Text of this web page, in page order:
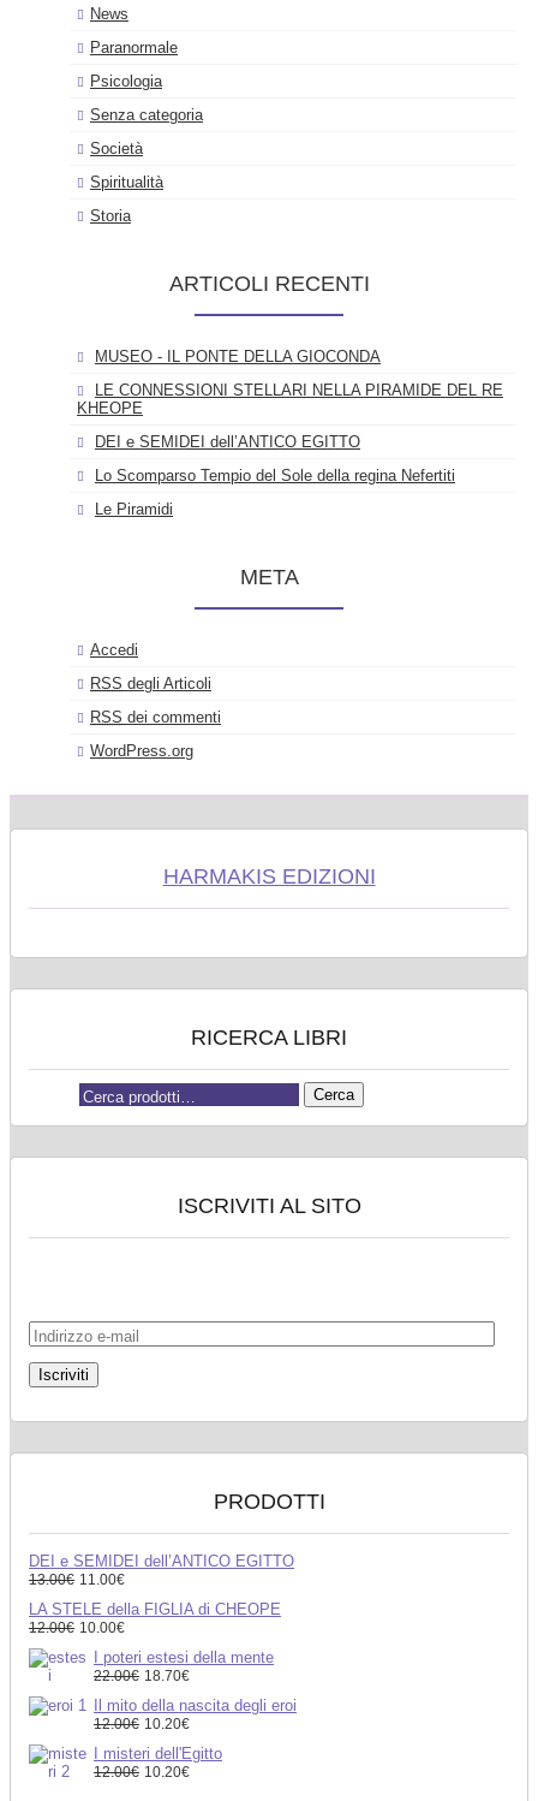
News
Paranormale
Psicologia
Senza categoria
Società
Spiritualità
Storia
ARTICOLI RECENTI
MUSEO - IL PONTE DELLA GIOCONDA
LE CONNESSIONI STELLARI NELLA PIRAMIDE DEL RE
KHEOPE
DEI e SEMIDEI dell’ANTICO EGITTO
Lo Scomparso Tempio del Sole della regina Nefertiti
Le Piramidi
META
Accedi
RSS degli Articoli
RSS dei commenti
WordPress.org
HARMAKIS EDIZIONI
RICERCA LIBRI
ISCRIVITI AL SITO
n
d
i
i
z
m
i
l
PRODOTTI
DEI e SEMIDEI dell’ANTICO EGITTO
13.00€ 11.00€
LA STELE della FIGLIA di CHEOPE
12.00€ 10.00€
I poteri estesi della mente
22.00€ 18.70€
Il mito della nascita degli eroi
12.00€ 10.20€
I misteri dell'Egitto
12.00€ 10.20€